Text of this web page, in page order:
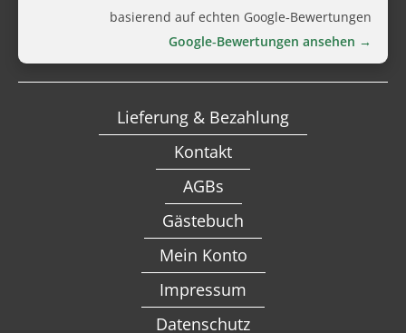
basierend auf echten Google‑Bewertungen
Google‑Bewertungen ansehen →
Lieferung & Bezahlung
Kontakt
AGBs
Gästebuch
Mein Konto
Impressum
Datenschutz